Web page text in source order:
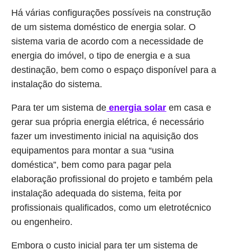
Há várias configurações possíveis na construção
de um sistema doméstico de energia solar. O
sistema varia de acordo com a necessidade de
energia do imóvel, o tipo de energia e a sua
destinação, bem como o espaço disponível para a
instalação do sistema.
Para ter um sistema de energia solar em casa e
gerar sua própria energia elétrica, é necessário
fazer um investimento inicial na aquisição dos
equipamentos para montar a sua “usina
doméstica”, bem como para pagar pela
elaboração profissional do projeto e também pela
instalação adequada do sistema, feita por
profissionais qualificados, como um eletrotécnico
ou engenheiro.
Embora o custo inicial para ter um sistema de